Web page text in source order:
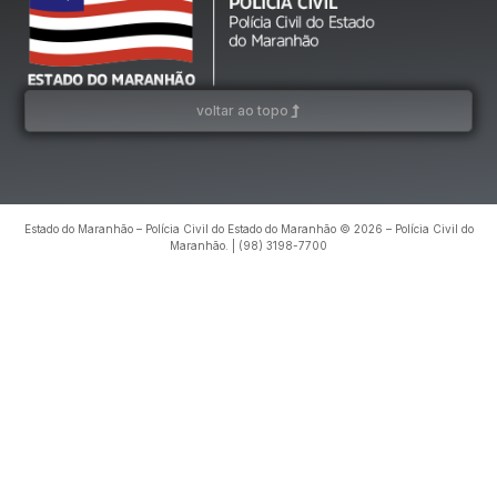
voltar ao topo
Estado do Maranhão – Polícia Civil do Estado do Maranhão © 2026 – Polícia Civil do
Maranhão. | (98) 3198-7700